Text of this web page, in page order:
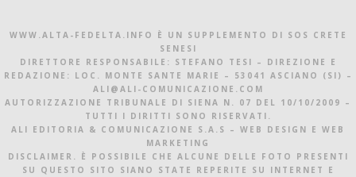
WWW.ALTA-FEDELTA.INFO È UN SUPPLEMENTO DI SOS CRETE
SENESI
DIRETTORE RESPONSABILE: STEFANO TESI – DIREZIONE E
REDAZIONE: LOC. MONTE SANTE MARIE – 53041 ASCIANO (SI) –
ALI@ALI-COMUNICAZIONE.COM
AUTORIZZAZIONE TRIBUNALE DI SIENA N. 07 DEL 10/10/2009 –
TUTTI I DIRITTI SONO RISERVATI.
ALI EDITORIA & COMUNICAZIONE S.A.S – WEB DESIGN E WEB
MARKETING
DISCLAIMER. È POSSIBILE CHE ALCUNE DELLE FOTO PRESENTI
SU QUESTO SITO SIANO STATE REPERITE SU INTERNET E